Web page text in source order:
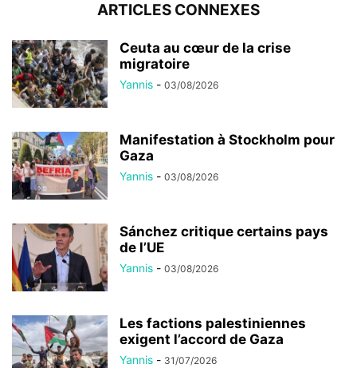
ARTICLES CONNEXES
Ceuta au cœur de la crise
migratoire
Yannis - 03/08/2026
Manifestation à Stockholm pour
Gaza
Yannis - 03/08/2026
Sánchez critique certains pays
de l’UE
Yannis - 03/08/2026
Les factions palestiniennes
exigent l’accord de Gaza
Yannis - 31/07/2026